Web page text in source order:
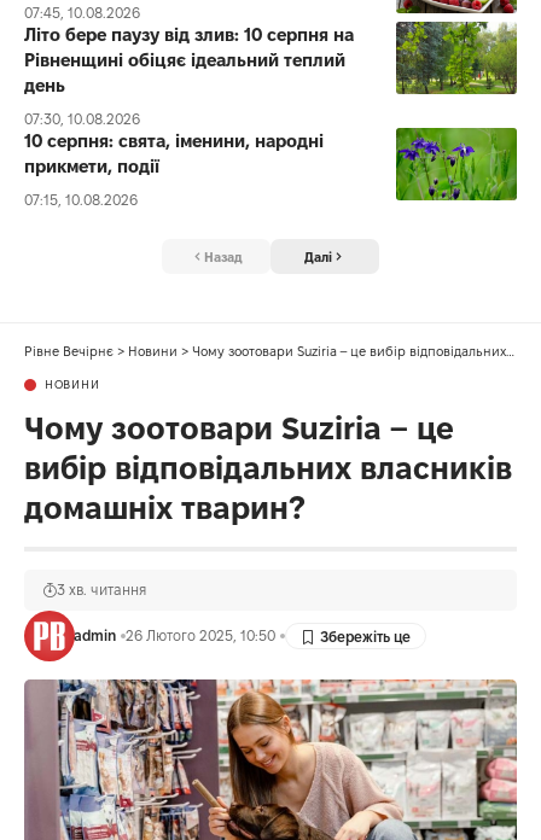
07:45, 10.08.2026
Літо бере паузу від злив: 10 серпня на
Рівненщині обіцяє ідеальний теплий
день
07:30, 10.08.2026
10 серпня: свята, іменини, народні
прикмети, події
07:15, 10.08.2026
Назад Далі
Рівне Вечірнє > Новини > Чому зоотовари Suziria – це вибір відповідальних власників домашніх тварин?
НОВИНИ
Чому зоотовари Suziria – це
вибір відповідальних власників
домашніх тварин?
admin 26 Лютого 2025, 10:50
3 хв. читання